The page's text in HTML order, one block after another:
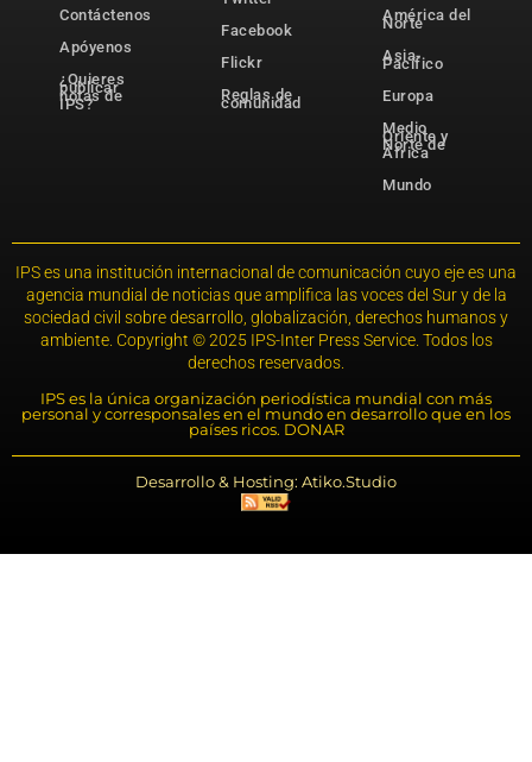
Contáctenos
Apóyenos
¿Quieres
publicar
notas de
IPS?
Facebook
Flickr
Reglas de
comunidad
América del
Norte
Asia-
Pacífico
Europa
Medio
Oriente y
Norte de
África
Mundo
IPS es una institución internacional de comunicación cuyo eje es una
agencia mundial de noticias que amplifica las voces del Sur y de la
sociedad civil sobre desarrollo, globalización, derechos humanos y
ambiente. Copyright © 2025 IPS-Inter Press Service. Todos los
derechos reservados.
IPS es la única organización periodística mundial con más
personal y corresponsales en el mundo en desarrollo que en los
países ricos. DONAR
Desarrollo & Hosting: Atiko.Studio